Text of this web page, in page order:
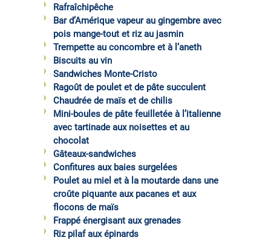
Rafraîchipêche
Bar d’Amérique vapeur au gingembre avec
pois mange-tout et riz au jasmin
Trempette au concombre et à l’aneth
Biscuits au vin
Sandwiches Monte-Cristo
Ragoût de poulet et de pâte succulent
Chaudrée de maïs et de chilis
Mini-boules de pâte feuilletée à l’italienne
avec tartinade aux noisettes et au
chocolat
Gâteaux-sandwiches
Confitures aux baies surgelées
Poulet au miel et à la moutarde dans une
croûte piquante aux pacanes et aux
flocons de maïs
Frappé énergisant aux grenades
Riz pilaf aux épinards